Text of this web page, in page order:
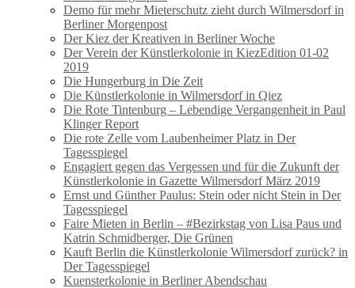
Demo für mehr Mieterschutz zieht durch Wilmersdorf in
Berliner Morgenpost
Der Kiez der Kreativen in Berliner Woche
Der Verein der Künstlerkolonie in KiezEdition 01-02
2019
Die Hungerburg in Die Zeit
Die Künstlerkolonie in Wilmersdorf in Qiez
Die Rote Tintenburg – Lebendige Vergangenheit in Paul
Klinger Report
Die rote Zelle vom Laubenheimer Platz in Der
Tagesspiegel
Engagiert gegen das Vergessen und für die Zukunft der
Künstlerkolonie in Gazette Wilmersdorf März 2019
Ernst und Günther Paulus: Stein oder nicht Stein in Der
Tagesspiegel
Faire Mieten in Berlin – #Bezirkstag von Lisa Paus und
Katrin Schmidberger, Die Grünen
Kauft Berlin die Künstlerkolonie Wilmersdorf zurück? in
Der Tagesspiegel
Kuensterkolonie in Berliner Abendschau